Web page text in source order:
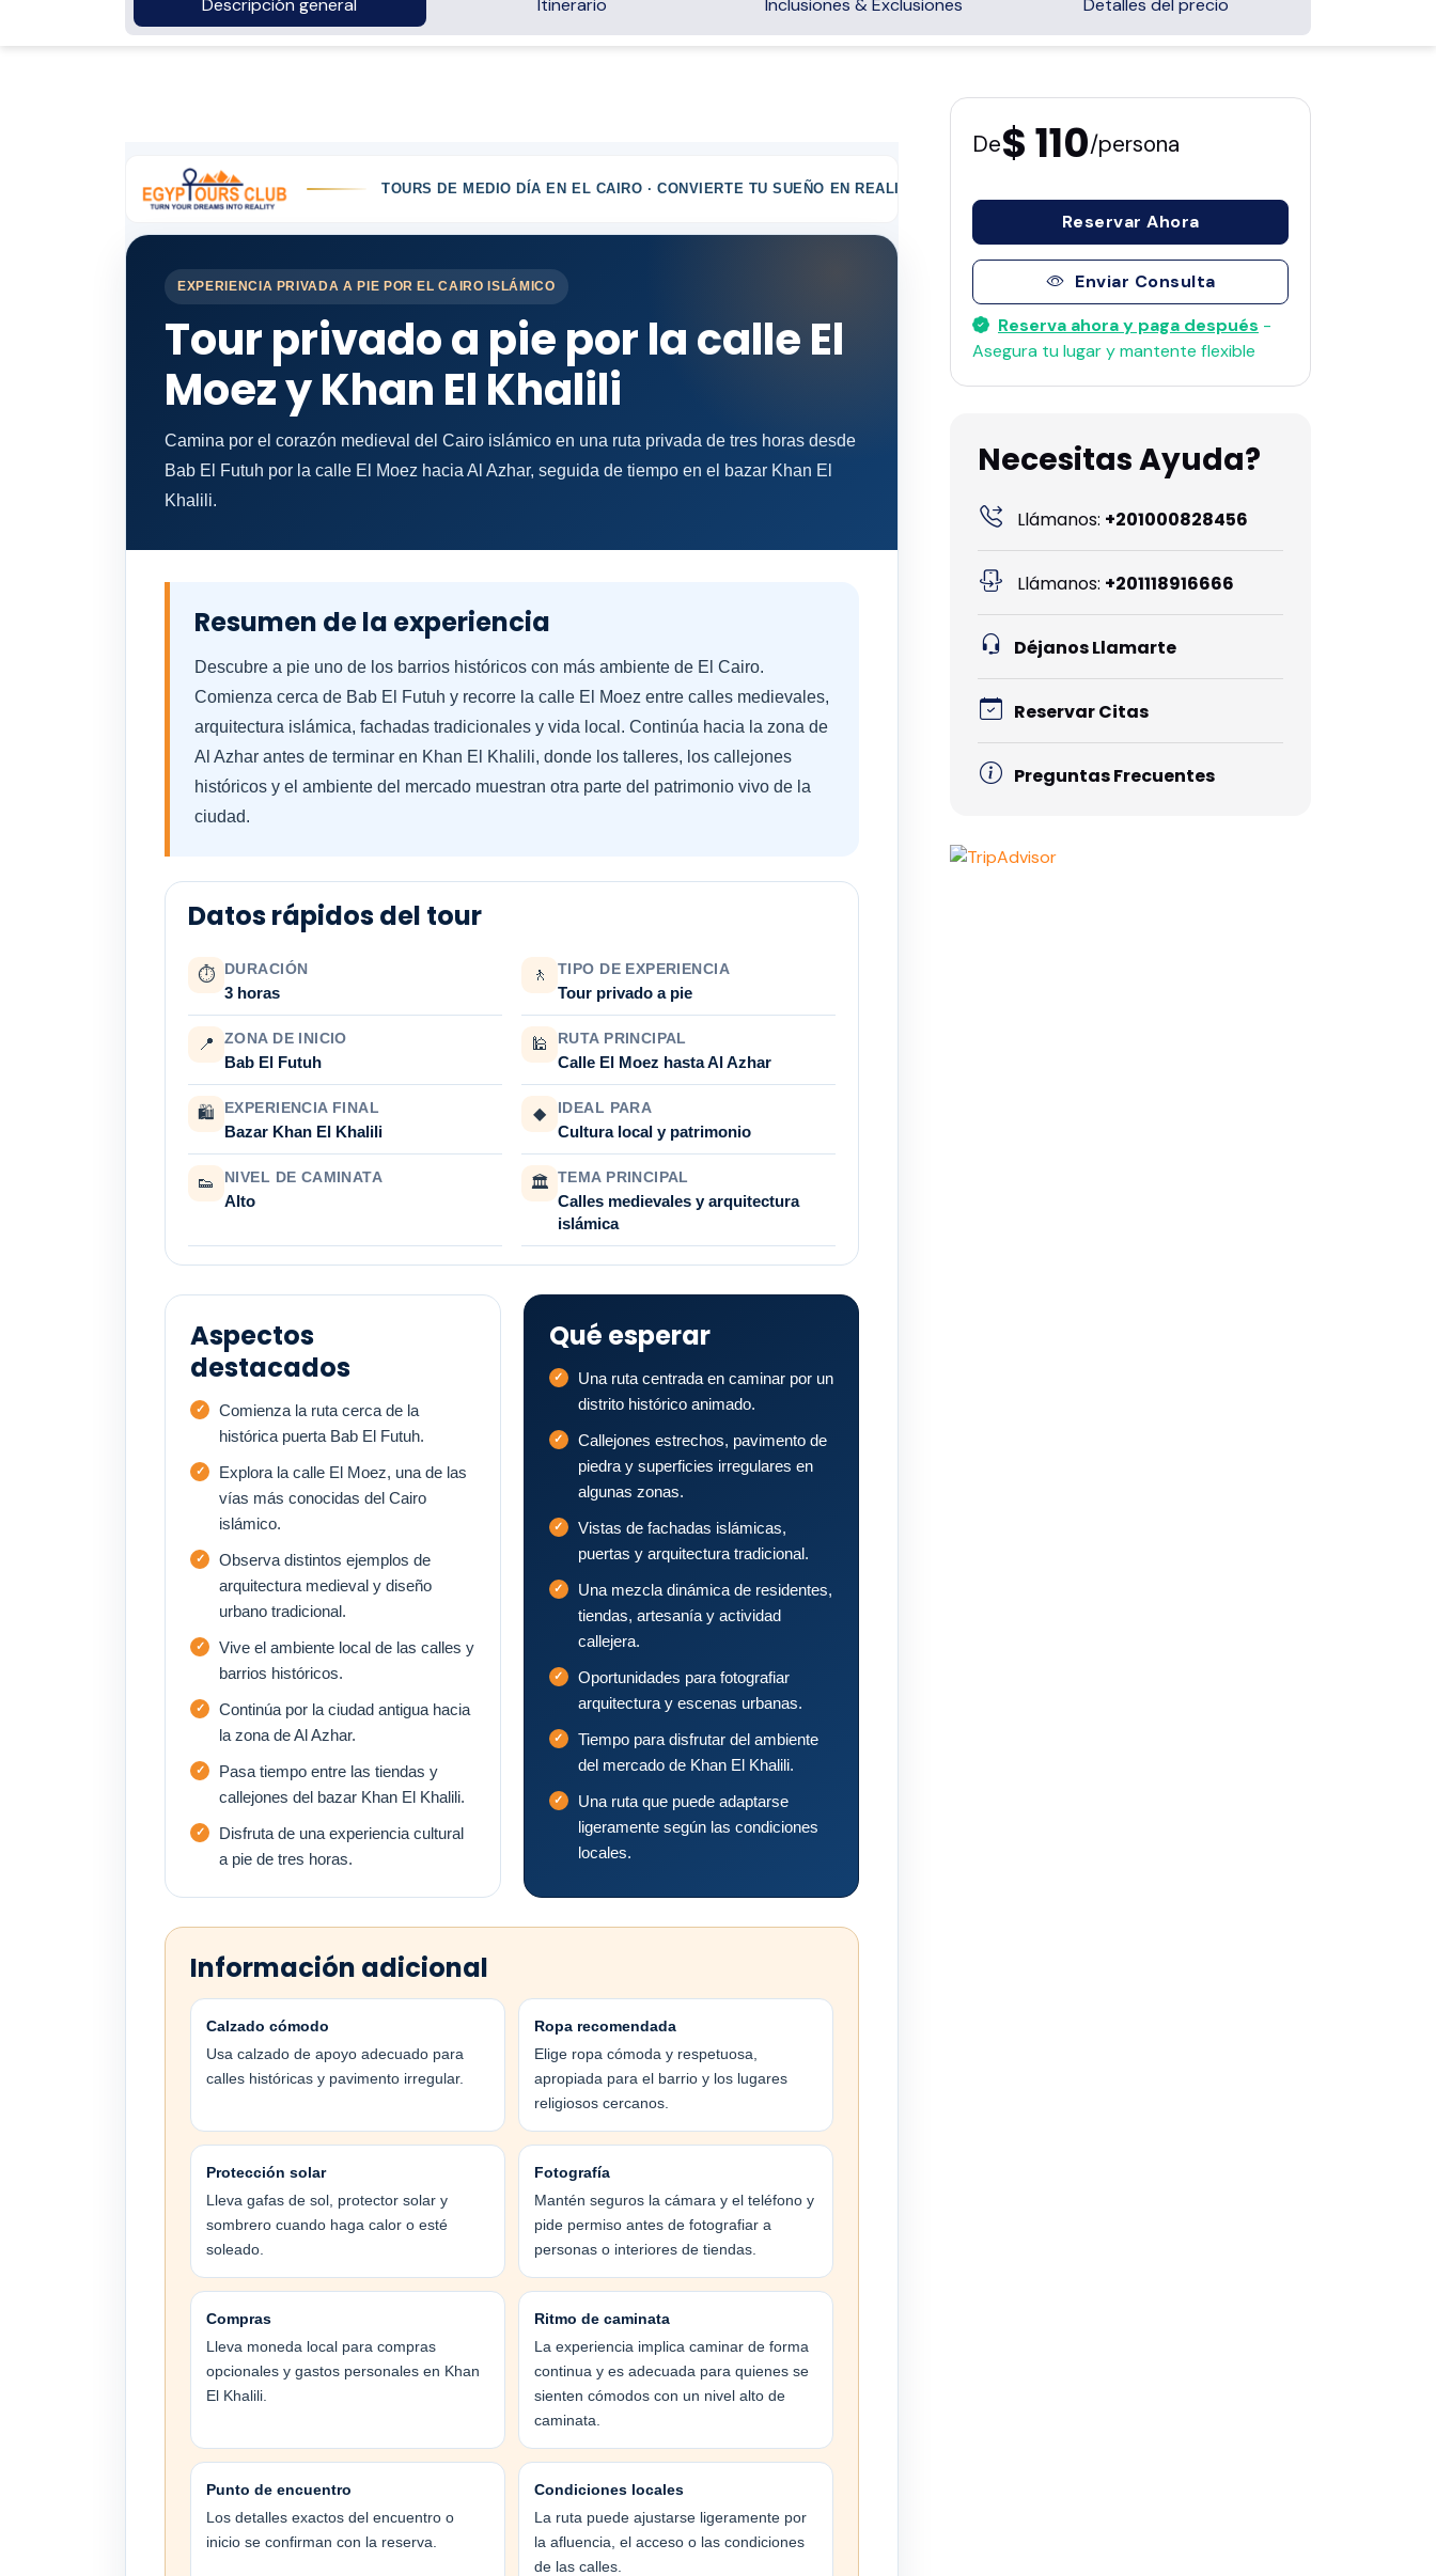
Descripción general Itinerario Inclusiones & Exclusiones Detalles del precio
TOURS DE MEDIO DÍA EN EL CAIRO · CONVIERTE TU SUEÑO EN REALIDAD
EXPERIENCIA PRIVADA A PIE POR EL CAIRO ISLÁMICO
Tour privado a pie por la calle El
Moez y Khan El Khalili
Camina por el corazón medieval del Cairo islámico en una ruta privada de tres horas desde
Bab El Futuh por la calle El Moez hacia Al Azhar, seguida de tiempo en el bazar Khan El
Khalili.
Resumen de la experiencia
Descubre a pie uno de los barrios históricos con más ambiente de El Cairo.
Comienza cerca de Bab El Futuh y recorre la calle El Moez entre calles medievales,
arquitectura islámica, fachadas tradicionales y vida local. Continúa hacia la zona de
Al Azhar antes de terminar en Khan El Khalili, donde los talleres, los callejones
históricos y el ambiente del mercado muestran otra parte del patrimonio vivo de la
ciudad.
Datos rápidos del tour
⏱ DURACIÓN
3 horas
🚶 TIPO DE EXPERIENCIA
Tour privado a pie
📍 ZONA DE INICIO
Bab El Futuh
🕌 RUTA PRINCIPAL
Calle El Moez hasta Al Azhar
🛍 EXPERIENCIA FINAL
Bazar Khan El Khalili
◆ IDEAL PARA
Cultura local y patrimonio
👟 NIVEL DE CAMINATA
Alto
🏛 TEMA PRINCIPAL
Calles medievales y arquitectura
islámica
Aspectos
destacados
Comienza la ruta cerca de la
histórica puerta Bab El Futuh.
Explora la calle El Moez, una de las
vías más conocidas del Cairo
islámico.
Observa distintos ejemplos de
arquitectura medieval y diseño
urbano tradicional.
Vive el ambiente local de las calles y
barrios históricos.
Continúa por la ciudad antigua hacia
la zona de Al Azhar.
Pasa tiempo entre las tiendas y
callejones del bazar Khan El Khalili.
Disfruta de una experiencia cultural
a pie de tres horas.
Qué esperar
Una ruta centrada en caminar por un
distrito histórico animado.
Callejones estrechos, pavimento de
piedra y superficies irregulares en
algunas zonas.
Vistas de fachadas islámicas,
puertas y arquitectura tradicional.
Una mezcla dinámica de residentes,
tiendas, artesanía y actividad
callejera.
Oportunidades para fotografiar
arquitectura y escenas urbanas.
Tiempo para disfrutar del ambiente
del mercado de Khan El Khalili.
Una ruta que puede adaptarse
ligeramente según las condiciones
locales.
Información adicional
Calzado cómodo
Usa calzado de apoyo adecuado para
calles históricas y pavimento irregular.
Ropa recomendada
Elige ropa cómoda y respetuosa,
apropiada para el barrio y los lugares
religiosos cercanos.
Protección solar
Lleva gafas de sol, protector solar y
sombrero cuando haga calor o esté
soleado.
Fotografía
Mantén seguros la cámara y el teléfono y
pide permiso antes de fotografiar a
personas o interiores de tiendas.
Compras
Lleva moneda local para compras
opcionales y gastos personales en Khan
El Khalili.
Ritmo de caminata
La experiencia implica caminar de forma
continua y es adecuada para quienes se
sienten cómodos con un nivel alto de
caminata.
Punto de encuentro
Los detalles exactos del encuentro o
inicio se confirman con la reserva.
Condiciones locales
La ruta puede ajustarse ligeramente por
la afluencia, el acceso o las condiciones
de las calles.
De$ 110/persona
Reservar Ahora
Enviar Consulta
Reserva ahora y paga después -
Asegura tu lugar y mantente flexible
Necesitas Ayuda?
Llámanos: +201000828456
Llámanos: +201118916666
Déjanos Llamarte
Reservar Citas
Preguntas Frecuentes